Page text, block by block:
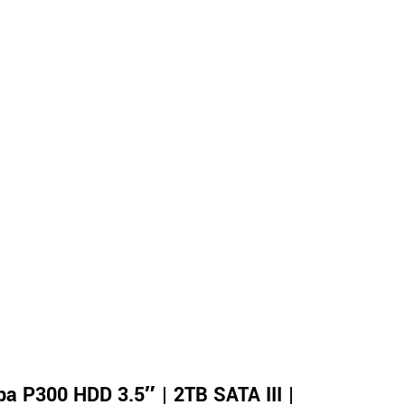
P300 HDD 3.5″ | 2TB SATA III |